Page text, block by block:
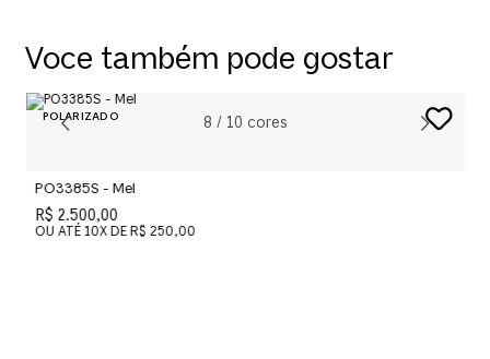
Voce também pode gostar
8 / 10 cores
PO3385S - Mel
R$ 2.500,00
OU ATÉ 10X DE R$ 250,00